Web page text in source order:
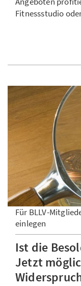
Fitnessstudio
Für BLLV-
einlegen
Ist die
Jetzt